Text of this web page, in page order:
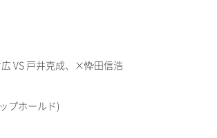
VS 戸井克成、×忰田信浩
プホールド)